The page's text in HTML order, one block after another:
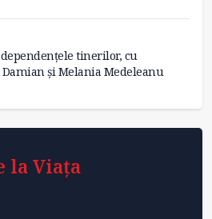
tinerilor, cu
și Melania Medeleanu
la Viața